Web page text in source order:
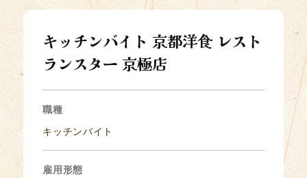
キッチンバイト 京都洋食 レスト
ランスター 京極店
職種
キッチンバイト
雇用形態